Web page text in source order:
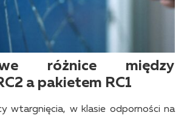
różnice między
a pakietem RC1
wtargnięcia, w klasie odporności na